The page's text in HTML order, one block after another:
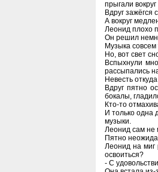
прыгали
Вдруг зажёгся
А вокруг
Леонид плохо
Он решил
Музыка
Но, вот свет
Вспыхнули
рассыпались
Невесть
Вдруг пятно
бокалы,
Кто-то
И только одна
музыки.
Леонид сам не
Пятно
Леонид на миг
освоиться?
- С